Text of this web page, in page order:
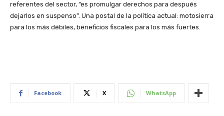
referentes del sector, “es promulgar derechos para después
dejarlos en suspenso”. Una postal de la política actual: motosierra
para los más débiles, beneficios fiscales para los más fuertes.
Facebook X WhatsApp